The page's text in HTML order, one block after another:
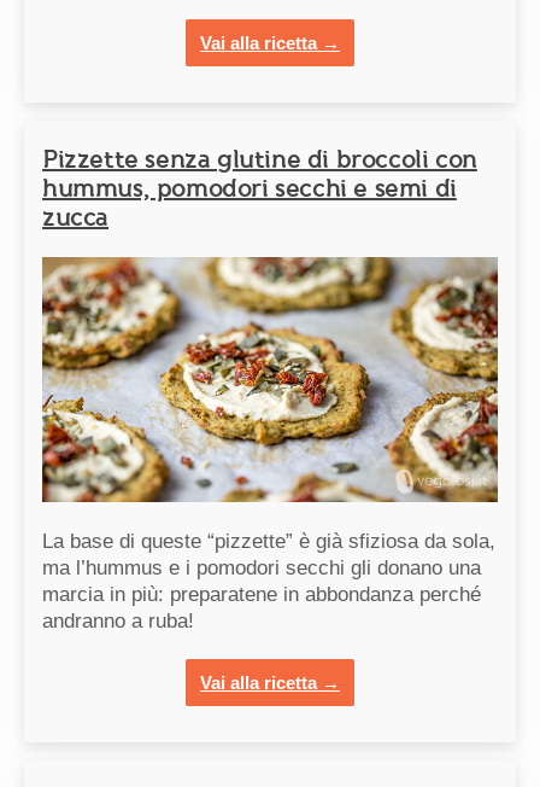
Vai alla ricetta →
Pizzette senza glutine di broccoli con
hummus, pomodori secchi e semi di
zucca
La base di queste “pizzette” è già sfiziosa da sola,
ma l’hummus e i pomodori secchi gli donano una
marcia in più: preparatene in abbondanza perché
andranno a ruba!
Vai alla ricetta →